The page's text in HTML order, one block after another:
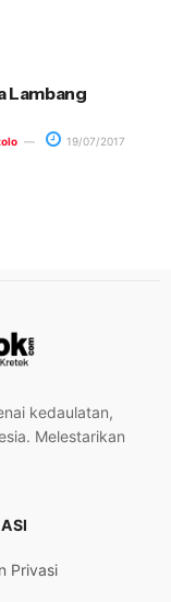
Lambang
19/07/2017
kedaulatan,
Melestarikan
Privasi